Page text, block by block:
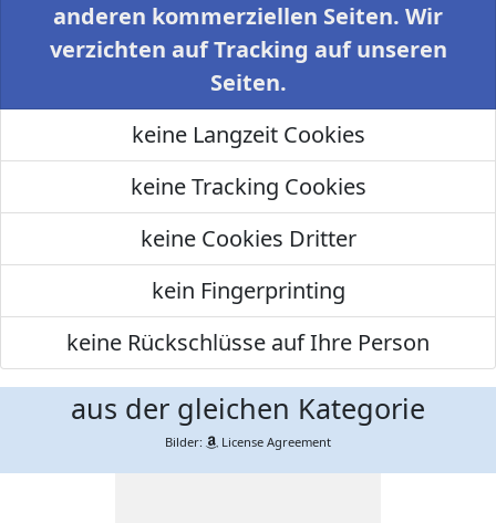
anderen kommerziellen Seiten. Wir
verzichten auf Tracking auf unseren
Seiten.
keine Langzeit Cookies
keine Tracking Cookies
keine Cookies Dritter
kein Fingerprinting
keine Rückschlüsse auf Ihre Person
aus der gleichen Kategorie
Bilder: License Agreement